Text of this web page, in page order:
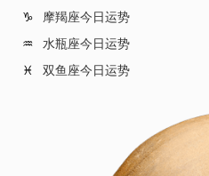
♑
摩羯座今日运势
♒
水瓶座今日运势
♓
双鱼座今日运势